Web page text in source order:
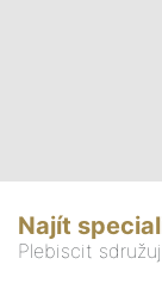
Najít
Plebiscit